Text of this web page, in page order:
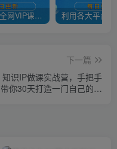
官方正品 全网VIP课程 无损下载~
下一篇
知识IP做课实战营，手把手
带你30天打造一门自己的课